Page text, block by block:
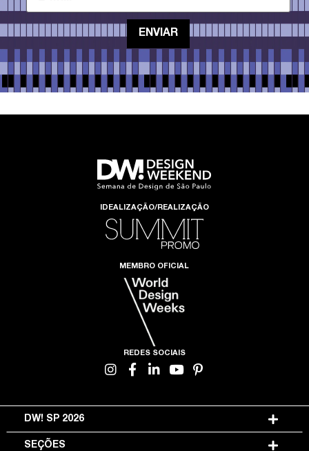
IDEALIZAÇÃO/REALIZAÇÃO
MEMBRO OFICIAL
REDES SOCIAIS
DW! SP 2026
SEÇÕES